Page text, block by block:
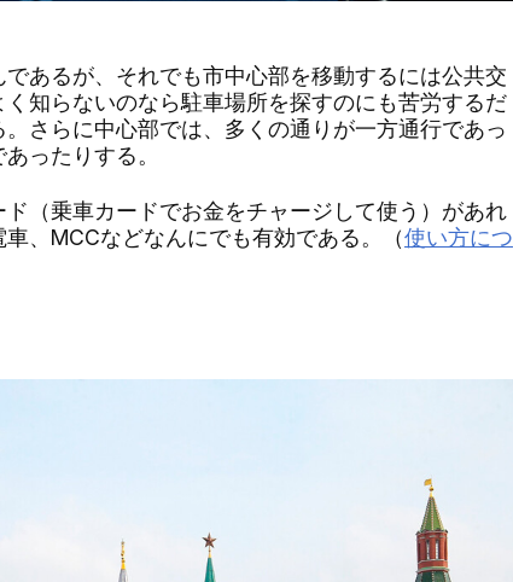
あるが、それでも市中心部を移動するには公共交
知らないのなら駐車場所を探すのにも苦労するだ
さらに中心部では、多くの通りが一方通行であっ
ったりする。
（乗車カードでお金をチャージして使う）があれ
、MCCなどなんにでも有効である。（使い方につ